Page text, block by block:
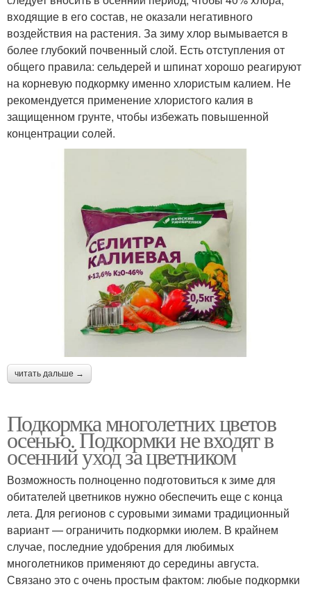
входящие в его состав, не оказали негативного
воздействия на растения. За зиму хлор вымывается в
более глубокий почвенный слой. Есть отступления от
общего правила: сельдерей и шпинат хорошо реагируют
на корневую подкормку именно хлористым калием. Не
рекомендуется применение хлористого калия в
защищенном грунте, чтобы избежать повышенной
концентрации солей.
читать дальше →
Подкормка многолетних цветов
осенью. Подкормки не входят в
осенний уход за цветником
Возможность полноценно подготовиться к зиме для
обитателей цветников нужно обеспечить еще с конца
лета. Для регионов с суровыми зимами традиционный
вариант — ограничить подкормки июлем. В крайнем
случае, последние удобрения для любимых
многолетников применяют до середины августа.
Связано это с очень простым фактом: любые подкормки